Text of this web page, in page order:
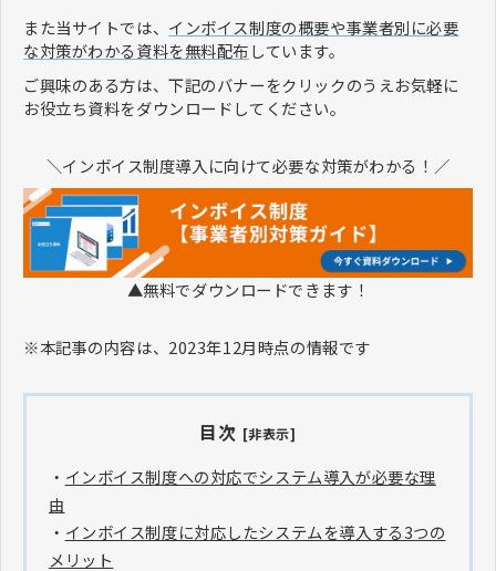
また当サイトでは、 インボイス制度の概要や事業者別に必要
な対策がわかる資料を無料配布しています。
ご興味のある方は、下記のバナーをクリックのうえお気軽に
お役立ち資料をダウンロードしてください。
＼インボイス制度導入に向けて必要な対策がわかる！／
▲無料でダウンロードできます！
※本記事の内容は、2023年12月時点の情報です
目次 [非表示]
・ インボイス制度への対応でシステム導入が必要な理
由
・ インボイス制度に対応したシステムを導入する3つの
メリット